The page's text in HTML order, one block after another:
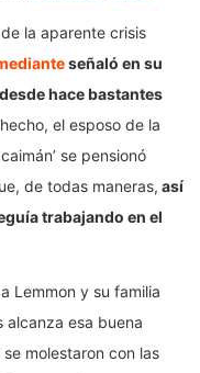
la aparente crisis
señaló en su
hace bastantes
el esposo de la
se pensionó
de todas maneras, así
trabajando en el
Lemmon y su familia
alcanza esa buena
molestaron con las